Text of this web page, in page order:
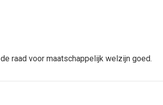
raad voor maatschappelijk welzijn goed.